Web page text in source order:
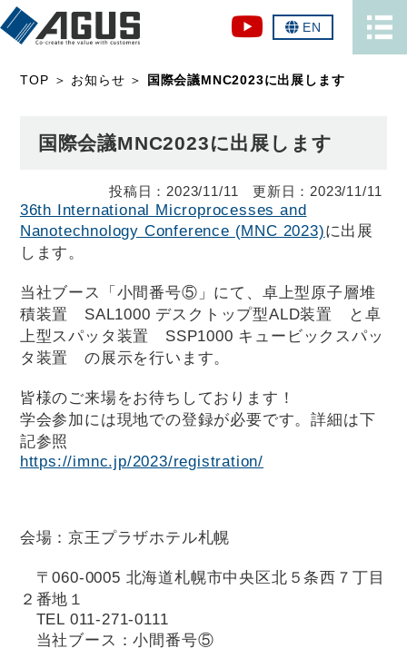
EN
TOP ＞ お知らせ ＞ 国際会議MNC2023に出展します
国際会議MNC2023に出展します
2023/11/11 2023/11/11
36th International Microprocesses and
Nanotechnology Conference (MNC 2023)に出展
します。
当社ブース「小間番号⑤」にて、卓上型原子層堆
積装置 SAL1000 デスクトップ型ALD装置 と卓
上型スパッタ装置 SSP1000 キュービックスパッ
タ装置 の展示を行います。
皆様のご来場をお待ちしております！
学会参加には現地での登録が必要です。詳細は下
記参照
https://imnc.jp/2023/registration/
会場：京王プラザホテル札幌
〒060-0005 北海道札幌市中央区北５条西７丁目
２番地１
TEL 011-271-0111
当社ブース：小間番号⑤